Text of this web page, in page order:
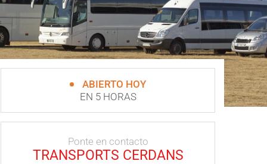
ABIERTO HOY
EN 5 HORAS
Ponte en contacto
TRANSPORTS CERDANS